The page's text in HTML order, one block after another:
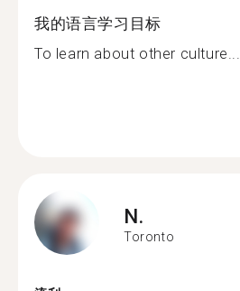
我的语言学习目标
To learn about other culture...
N.
Toronto